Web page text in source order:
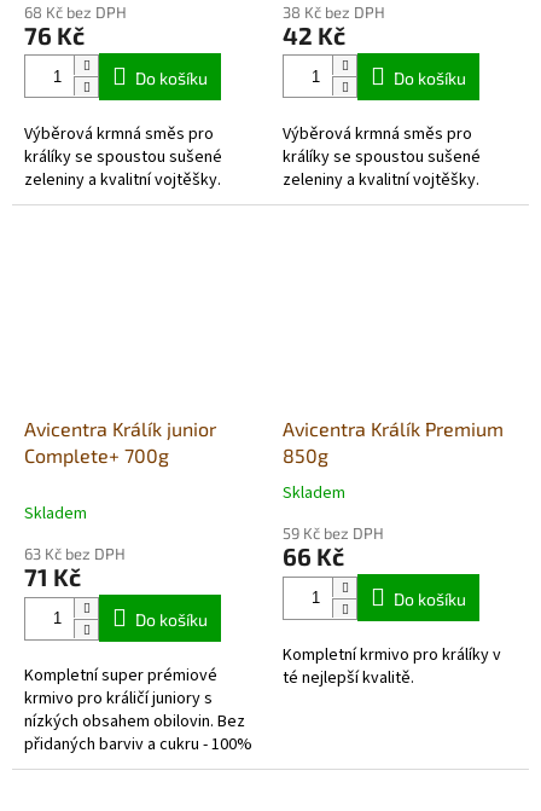
68 Kč bez DPH
76 Kč
Do košíku
Výběrová krmná směs pro
králíky se spoustou sušené
zeleniny a kvalitní vojtěšky.
38 Kč bez DPH
42 Kč
Do košíku
Výběrová krmná směs pro
králíky se spoustou sušené
zeleniny a kvalitní vojtěšky.
Avicentra Králík junior
Complete+ 700g
Skladem
63 Kč bez DPH
71 Kč
Do košíku
Kompletní super prémiové
krmivo pro králičí juniory s
nízkých obsahem obilovin. Bez
přidaných barviv a cukru - 100%
natural.
Avicentra Králík Premium
850g
Průměrné
produktu
je
hvězdiček.
Skladem
59 Kč bez DPH
66 Kč
Do košíku
Kompletní krmivo pro králíky v
té nejlepší kvalitě.